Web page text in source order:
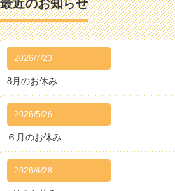
最近のお知らせ
2026/7/23
8月のお休み
2026/5/26
６月のお休み
2026/4/28